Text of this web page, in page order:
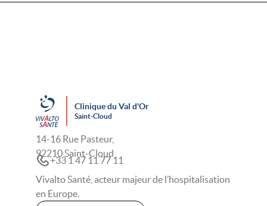
Clinique du Val d'Or
Saint-Cloud
14-16 Rue Pasteur,
92210 Saint-Cloud
+33 1 47 11 77 11
Vivalto Santé, acteur majeur de l’hospitalisation
en Europe.